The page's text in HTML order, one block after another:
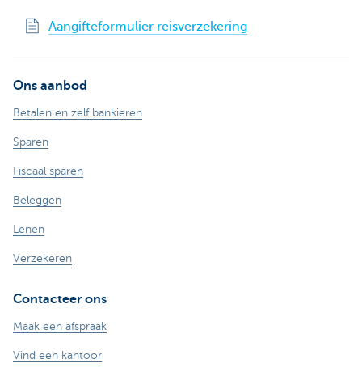
Aangifteformulier reisverzekering
Ons aanbod
Betalen en zelf bankieren
Sparen
Fiscaal sparen
Beleggen
Lenen
Verzekeren
Contacteer ons
Maak een afspraak
Vind een kantoor